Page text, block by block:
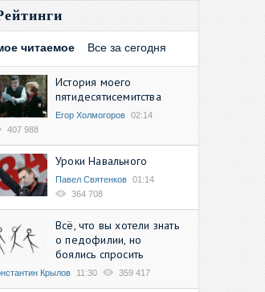
читаемое Все за сегодня
История моего
пятидесятисемитства
Егор Холмогоров 02:14
407 988
Уроки Навального
Павел Святенков 01:14
364 708
Всё, что вы хотели знать
о педофилии, но
боялись спросить
Крылов 11:30 359 417